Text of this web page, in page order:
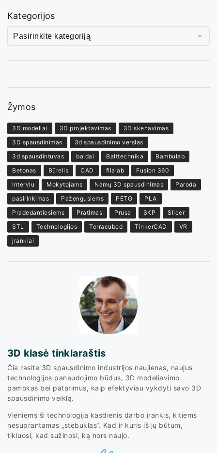
Kategorijos
Žymos
3D modeliai 3D projektavimas
3D skenavimas
3D spausdinimas
3d spausdinimo verslas
3d spausdintuvas
baldai Balttechnika
Bambulab
Betonas
Būrelis CAD filalab
Fusion 360
Interviu
Mokytojams Namų 3D spausdinimas
Paroda
pasirinkimas
Pažengusiems PETG
PLA
Pradedantiesiems
Pratimas Prusa SKP
Slicer
STL
Technologijos Terracubed TinkerCAD
VR
įrankiai
3D klasė tinklaraštis
Čia rasite 3D spausdinimo industrijos naujienas, naujus
technologijos panaudojimo būdus, 3D modeliavimo
pamokas bei patarimus, kaip efektyviau vykdyti savo 3D
spausdinimo veiklą.
Vieniems ši technologija kasdienis darbo įrankis, kitiems
nesuprantamas „stebuklas“. Kad ir kuris iš jų būtum,
tikiuosi, kad sužinosi, ką nors naujo.